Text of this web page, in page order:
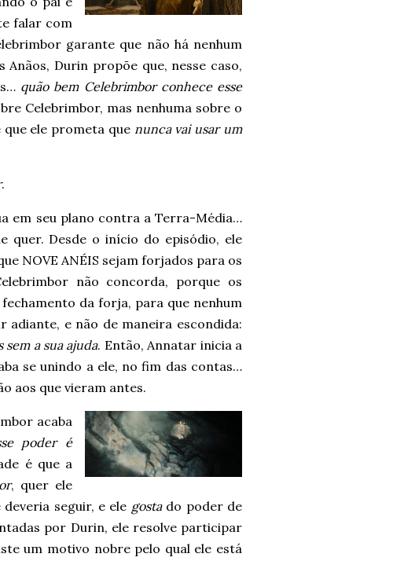
falar com
garante que não há nenhum
Durin propõe que, nesse caso,
quão bem Celebrimbor conhece esse
Celebrimbor, mas nenhuma sobre o
ele prometa que nunca vai usar um
.
em seu plano contra a Terra-Média…
quer. Desde o início do episódio, ele
NOVE ANÉIS sejam forjados para os
não concorda, porque os
da forja, para que nenhum
e não de maneira escondida:
a sua ajuda. Então, Annatar inicia a
se unindo a ele, no fim das contas…
aos que vieram antes.
acaba
poder é
é que a
, quer ele
seguir, e ele gostado poder de
por Durin, ele resolve participar
um motivo nobre pelo qual ele está